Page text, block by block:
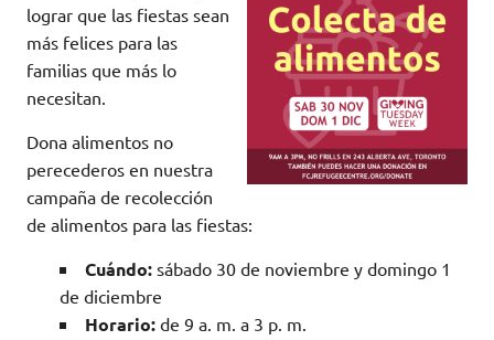
lograr que las fiestas sean
más felices para las
familias que más lo
necesitan.
Dona alimentos no
perecederos en nuestra
campaña de recolección
de alimentos para las fiestas:
Cuándo: sábado 30 de noviembre y domingo 1
de diciembre
Horario: de 9 a. m. a 3 p. m.